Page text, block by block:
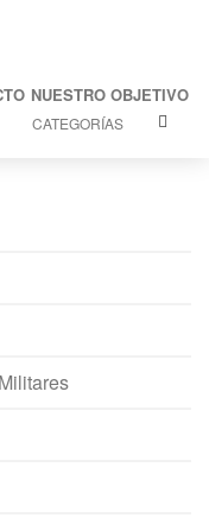
NUESTRO OBJETIVO
CATEGORÍAS